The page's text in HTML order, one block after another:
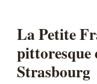
La Petite
pittoresque
Strasbourg